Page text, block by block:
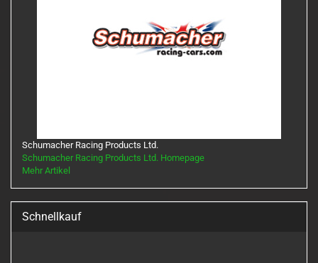
Schumacher Racing Products Ltd.
Schumacher Racing Products Ltd. Homepage
Mehr Artikel
Schnellkauf